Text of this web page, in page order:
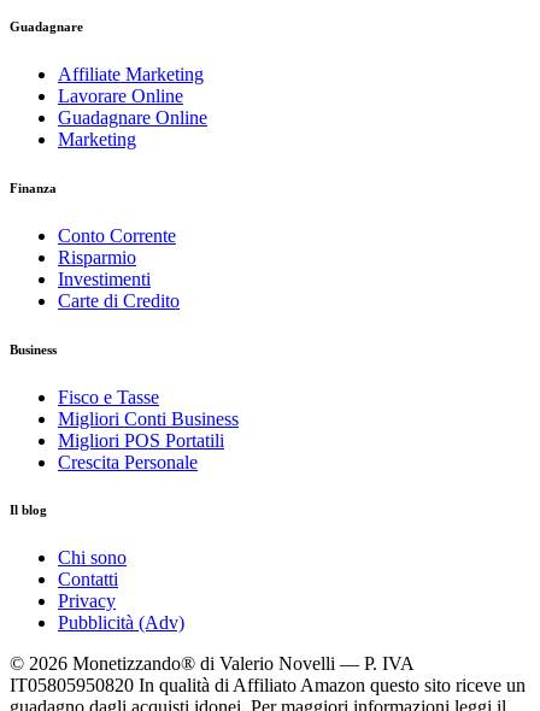
Guadagnare
Affiliate Marketing
Lavorare Online
Guadagnare Online
Marketing
Finanza
Conto Corrente
Risparmio
Investimenti
Carte di Credito
Business
Fisco e Tasse
Migliori Conti Business
Migliori POS Portatili
Crescita Personale
Il blog
Chi sono
Contatti
Privacy
Pubblicità (Adv)
© 2026 Monetizzando® di Valerio Novelli — P. IVA
IT05805950820 In qualità di Affiliato Amazon questo sito riceve un